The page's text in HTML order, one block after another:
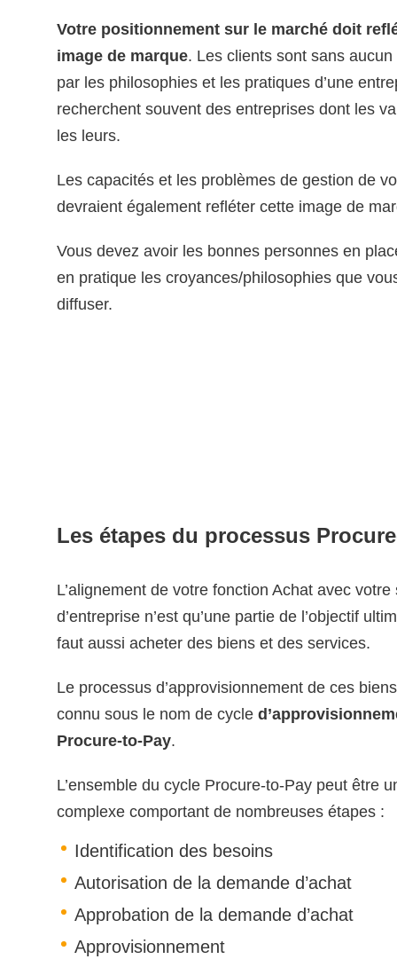
Votre positionnement sur le marché doit
image de marque. Les clients sont sans
par les philosophies et les pratiques d’une
recherchent souvent des entreprises dont les
les leurs.
Les capacités et les problèmes de gestion de
devraient également refléter cette image de
Vous devez avoir les bonnes personnes en
en pratique les croyances/philosophies que
diffuser.
Les étapes du processus
L’alignement de votre fonction Achat avec votre
d’entreprise n’est qu’une partie de l’objectif
faut aussi acheter des biens et des services.
Le processus d’approvisionnement de ces
connu sous le nom de cycle
Procure-to-Pay.
L’ensemble du cycle Procure-to-Pay peut être
complexe comportant de nombreuses étapes :
Identification des besoins
Autorisation de la demande d’achat
Approbation de la demande d’achat
Approvisionnement